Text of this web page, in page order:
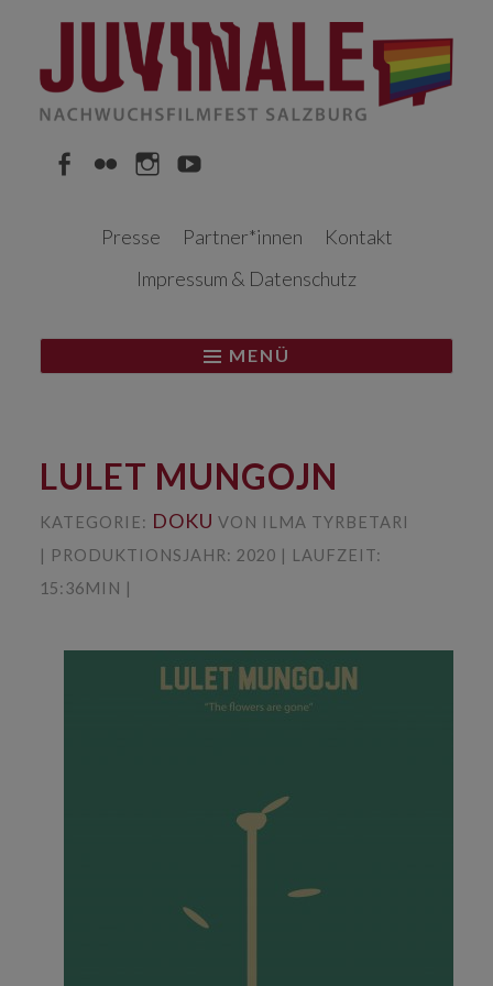
Inhalt
Presse
Partner*innen
Kontakt
Impressum & Datenschutz
MENÜ
LULET MUNGOJN
KATEGORIE: DOKU VON ILMA TYRBETARI
| PRODUKTIONSJAHR: 2020 | LAUFZEIT:
15:36MIN |